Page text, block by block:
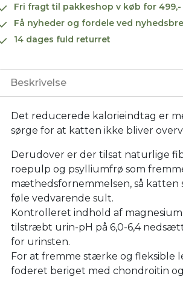
Fri fragt til pakkeshop v køb for 499,-
Få nyheder og fordele ved
14 dages fuld returret
Beskrivelse
Det reducerede kalorieindtag er
sørge for at katten ikke bliver
Derudover er der tilsat naturlige
roepulp og psylliumfrø som
mæthedsfornemmelsen, så katten
føle vedvarende sult.
Kontrolleret indhold af
tilstræbt urin-pH på 6,0-6,4
for urinsten.
For at fremme stærke og fleksible
foderet beriget med chondroitin